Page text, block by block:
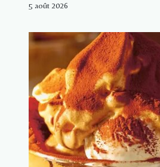
5 août 2026